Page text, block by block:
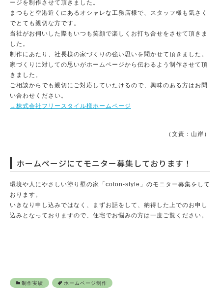
ージを制作させて頂きました。
まつもと空港近くにあるオシャレな工務店様で、スタッフ様も気さく
でとても親切な方です。
当社がお伺いした際もいつも笑顔で楽しくお打ち合せをさせて頂きま
した。
制作にあたり、社長様の家づくりの強い思いを聞かせて頂きました。
家づくりに対しての思いがホームページから伝わるよう制作させて頂
きました。
ご相談からでも親切にご対応していたけるので、興味のある方はお問
い合わせください。
→株式会社フリースタイル様ホームページ
（文責：山岸）
ホームページにてモニター募集しております！
環境や人にやさしい塗り壁の家「coton-style」のモニター募集をして
おります。
いきなり申し込みではなく、まずお話をして、納得した上でのお申し
込みとなっておりますので、住宅でお悩みの方は一度ご覧ください。
制作実績 ホームページ制作